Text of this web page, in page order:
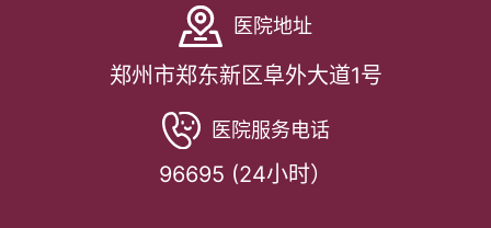
医院地址
郑州市郑东新区阜外大道1号
医院服务电话
96695 (24小时）